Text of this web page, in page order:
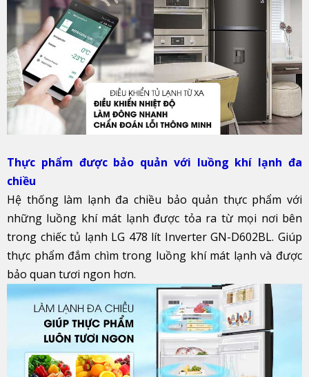
Thực phẩm được bảo quản với luồng khí lạnh đa
chiều
Hệ thống làm lạnh đa chiều bảo quản thực phẩm với
những luồng khí mát lạnh được tỏa ra từ mọi nơi bên
trong chiếc tủ lạnh LG 478 lít Inverter GN-D602BL. Giúp
thực phẩm đắm chìm trong luồng khí mát lạnh và được
bảo quan tươi ngon hơn.